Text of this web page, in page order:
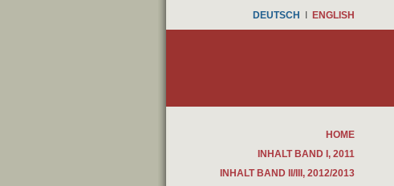
DEUTSCH ENGLISH
HOME
INHALT BAND I, 2011
INHALT BAND II/III, 2012/2013